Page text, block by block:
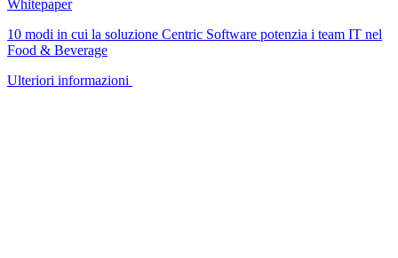
Whitepaper
10 modi in cui la soluzione Centric Software potenzia i team IT nel
Food & Beverage
Ulteriori informazioni